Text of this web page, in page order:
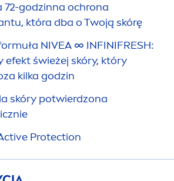
72-godzinna ochrona
która dba o Twoją skórę
NIVEA ∞ INFINIFRESH:
efekt świeżej skóry, który
kilka godzin
skóry potwierdzona
Protection